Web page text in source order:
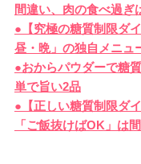
間違い、肉の食べ過ぎ
●【究極の糖質制限ダ
昼・晩」の独自メニュ
●おからパウダーで糖
単で旨い2品
●【正しい糖質制限ダ
「ご飯抜けばOK」は